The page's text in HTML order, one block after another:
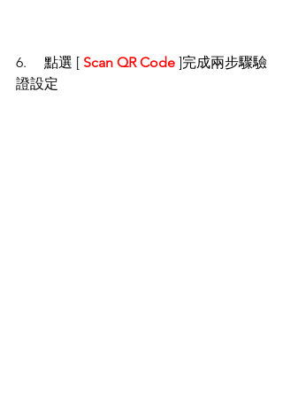
6.     點選 [ Scan QR Code ]完成兩步驟驗
證設定